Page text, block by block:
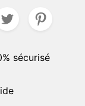
sécurisé